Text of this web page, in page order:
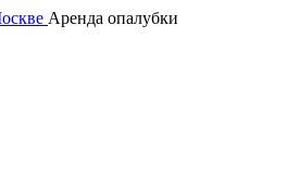
Аренда опалубки